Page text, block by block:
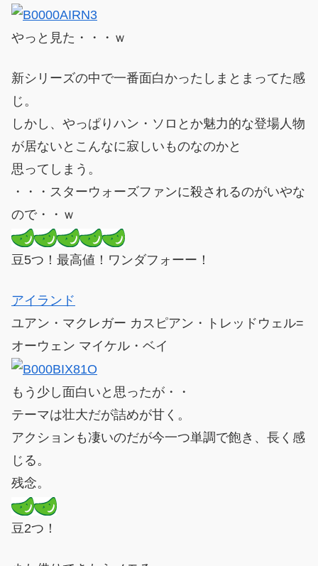
やっと見た・・・ｗ
新シリーズの中で一番面白かったしまとまってた感
じ。
しかし、やっぱりハン・ソロとか魅力的な登場人物
が居ないとこんなに寂しいものなのかと
思ってしまう。
・・・スターウォーズファンに殺されるのがいやな
ので・・ｗ
豆5つ！最高値！ワンダフォーー！
アイランド
ユアン・マクレガー カスピアン・トレッドウェル=
オーウェン マイケル・ベイ
もう少し面白いと思ったが・・
テーマは壮大だが詰めが甘く。
アクションも凄いのだが今一つ単調で飽き、長く感
じる。
残念。
豆2つ！